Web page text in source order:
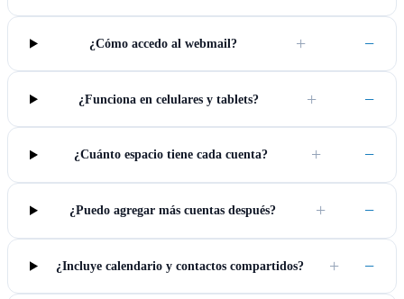
¿Cómo accedo al webmail? + −
¿Funciona en celulares y tablets? + −
¿Cuánto espacio tiene cada cuenta? + −
¿Puedo agregar más cuentas después? + −
¿Incluye calendario y contactos compartidos? + −